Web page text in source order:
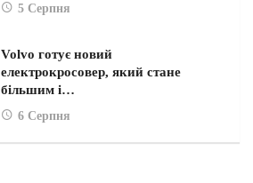
5 Серпня
Volvo готує новий
електрокросовер, який стане
більшим і…
6 Серпня